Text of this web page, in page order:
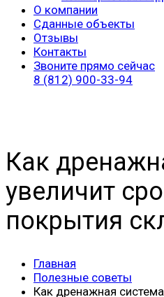
О компании
Сданные объекты
Отзывы
Контакты
Звоните прямо сейчас
8 (812) 900-33-94
Как
увеличит
покрытия
Главная
Полезные советы
Как дренажная